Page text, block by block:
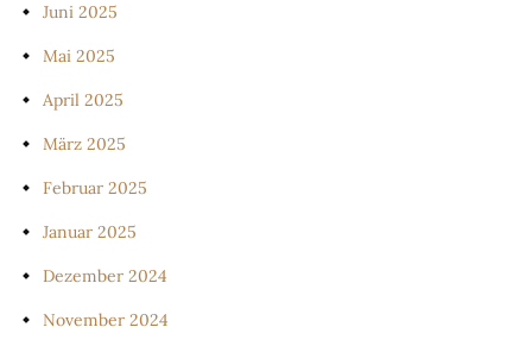
Juni 2025
Mai 2025
April 2025
März 2025
Februar 2025
Januar 2025
Dezember 2024
November 2024